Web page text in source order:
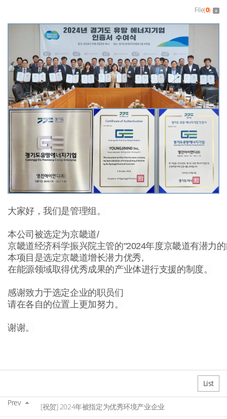
File(0)
大家好，我们是管理组。
本公司被选定为京畿道/
京畿道经济科学振兴院主管的"2024年度京畿道有潜力
本项目是选定京畿道增长潜力优秀,
在能源领域取得优秀成果的产业体进行支援的制度。
感谢致力于选定企业的职员们
请在各自的位置上更加努力。
谢谢。
List
Prev
[祝贺] 2024年被指定为优秀环境产业企业